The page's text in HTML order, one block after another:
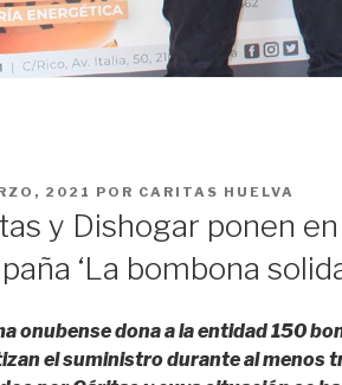
2021 POR CARITAS HUELVA
y Dishogar ponen
‘La bombona
onubense dona a la entidad 150
el suministro durante al menos